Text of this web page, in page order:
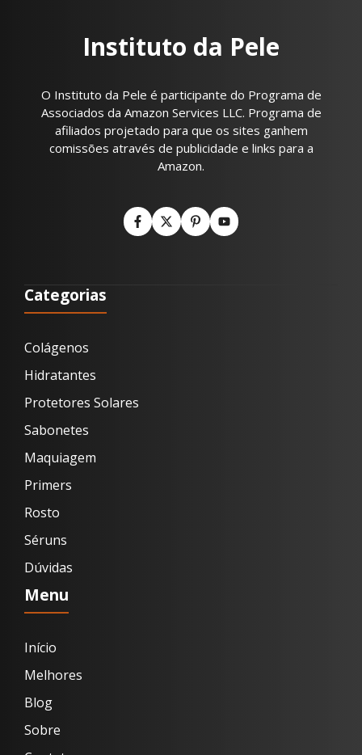
Instituto da Pele
O Instituto da Pele é participante do Programa de
Associados da Amazon Services LLC. Programa de
afiliados projetado para que os sites ganhem
comissões através de publicidade e links para a
Amazon.
Categorias
Colágenos
Hidratantes
Protetores Solares
Sabonetes
Maquiagem
Primers
Rosto
Séruns
Dúvidas
Menu
Início
Melhores
Blog
Sobre